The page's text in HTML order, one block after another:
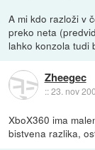
A mi kdo razloži v
preko neta
lahko konzola tudi
Zheegec
::23. nov
XboX360 ima
bistvena razlika,